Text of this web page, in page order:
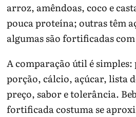
arroz, amêndoas, coco e
pouca proteína; outras têm
algumas são fortificadas
A comparação útil é
porção, cálcio, açúcar, lista
preço, sabor e tolerância.
fortificada costuma se